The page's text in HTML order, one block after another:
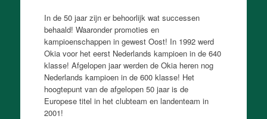
In de 50 jaar zijn er behoorlijk wat successen
behaald! Waaronder promoties en
kampioenschappen in gewest Oost! In 1992 werd
Okia voor het eerst Nederlands kampioen in de 640
klasse! Afgelopen jaar werden de Okia heren nog
Nederlands kampioen in de 600 klasse! Het
hoogtepunt van de afgelopen 50 jaar is de
Europese titel in het clubteam en landenteam in
2001!